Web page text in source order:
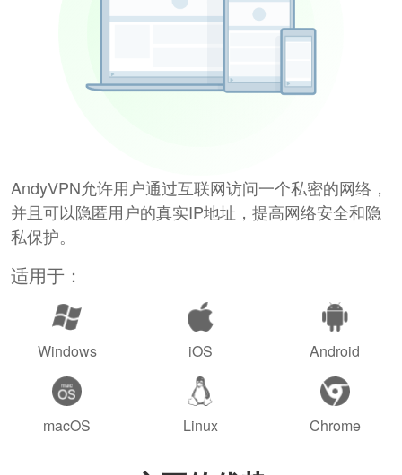
AndyVPN允许用户通过互联网访问一个私密的网络，
并且可以隐匿用户的真实IP地址，提高网络安全和隐
私保护。
适用于：
Windows iOS Android
macOS Linux Chrome